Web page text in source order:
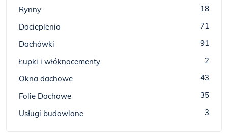
Rynny
18
Docieplenia
71
Dachówki
91
Łupki i włóknocementy
2
Okna dachowe
43
Folie Dachowe
35
Usługi budowlane
3